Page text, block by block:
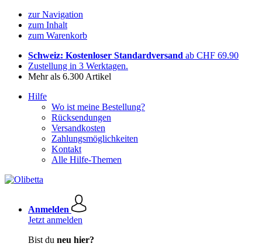
zur Navigation
zum Inhalt
zum Warenkorb
Schweiz: Kostenloser Standardversand ab CHF 69.90
Zustellung in 3 Werktagen.
Mehr als 6.300 Artikel
Hilfe
Wo ist meine Bestellung?
Rücksendungen
Versandkosten
Zahlungsmöglichkeiten
Kontakt
Alle Hilfe-Themen
Anmelden
Jetzt anmelden
Bist du neu hier?